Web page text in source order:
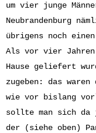
um vier junge
Neubrandenburg
übrigens noch
Als vor vier Jahren
Hause geliefert
zugeben: das
wie vor bislang
sollte man sich
der (siehe oben)